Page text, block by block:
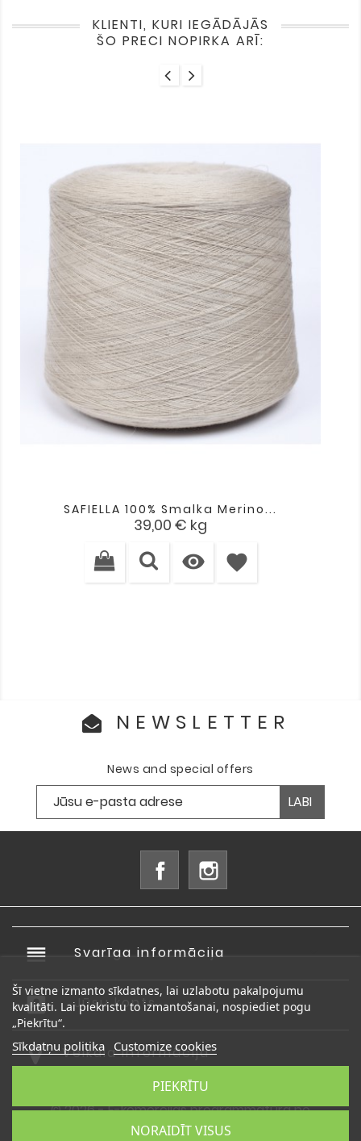
KLIENTI, KURI IEGĀDĀJĀS
ŠO PRECI NOPIRKA ARĪ:
SAFIELLA 100% Smalka Merino...
Cena
39,00 € kg
 favorite
NEWSLETTER
News and special offers
Facebook
reorder Svarīga informācija
account_box Jūsu konts 
Veikala informācija
Šī vietne izmanto sīkdatnes, lai uzlabotu pakalpojumu
kvalitāti. Lai piekristu to izmantošanai, nospiediet pogu
„Piekrītu“.
Sīkdatņu politika Customize cookies
NORAIDĪT VISUS
PIEKRĪTU
© 2026 - E-komercijas programmatūra no
PrestaShop™